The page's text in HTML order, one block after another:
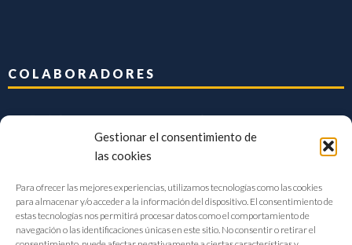
Gestionar el consentimiento de
las cookies
Para ofrecer las mejores experiencias, utilizamos tecnologías como las cookies
para almacenar y/o acceder a la información del dispositivo. El consentimiento de
estas tecnologías nos permitirá procesar datos como el comportamiento de
navegación o las identificaciones únicas en este sitio. No consentir o retirar el
COLABORADORES